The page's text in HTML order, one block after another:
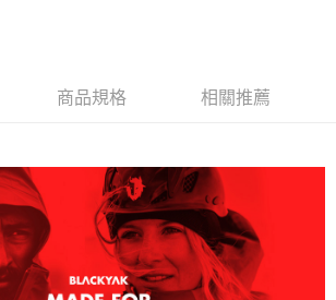
將收到繳費通知簡訊。
後14天內，點擊此簡訊中的連結，可透過四大超商／
元方式進行付款，方視為交易完成。
成當下不需立刻繳費，但若您需要取消訂單，請聯絡
商家同意取消之訂單仍視為有效，需透過AFTEE先享
AFTEE先享後付 」之結帳頁面顯示為準，若有關於
含以上)免運費
含以上)免運費
含以上)免運費
商品規格 相關推薦